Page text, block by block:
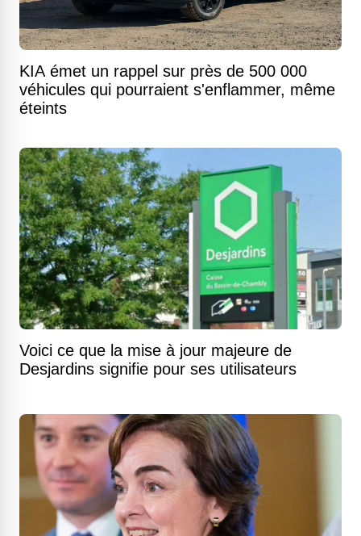
KIA émet un rappel sur près de 500 000
véhicules qui pourraient s'enflammer, même
éteints
Voici ce que la mise à jour majeure de
Desjardins signifie pour ses utilisateurs